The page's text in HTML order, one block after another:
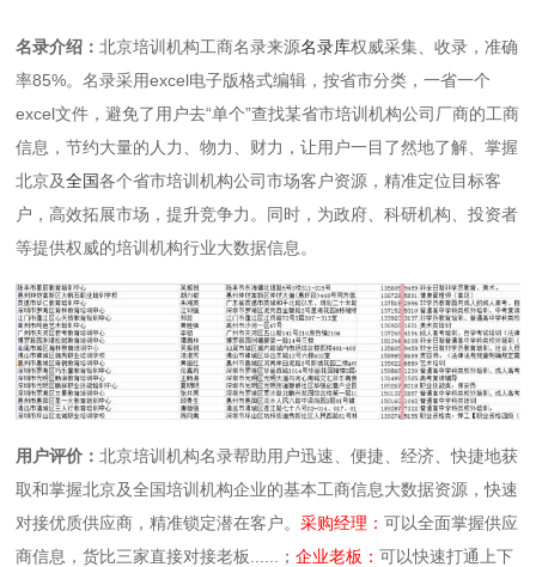
名录介绍：北京培训机构工商名录来源名录库权威采集、收录，准确
率85%。名录采用excel电子版格式编辑，按省市分类，一省一个
excel文件，避免了用户去“单个”查找某省市培训机构公司厂商的工商
信息，节约大量的人力、物力、财力，让用户一目了然地了解、掌握
北京及全国各个省市培训机构公司市场客户资源，精准定位目标客
户，高效拓展市场，提升竞争力。同时，为政府、科研机构、投资者
等提供权威的培训机构行业大数据信息。
用户评价：北京培训机构名录帮助用户迅速、便捷、经济、快捷地获
取和掌握北京及全国培训机构企业的基本工商信息大数据资源，快速
对接优质供应商，精准锁定潜在客户。采购经理：可以全面掌握供应
商信息，货比三家直接对接老板......；企业老板：可以快速打通上下